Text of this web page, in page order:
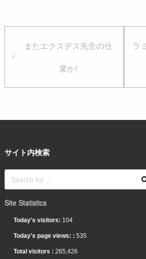
またエクスデス先生の仕
業か!
ラ
サイト内検索
Site Statistics
Today's visitors: 104
Today's page views: : 535
Total visitors : 265,426